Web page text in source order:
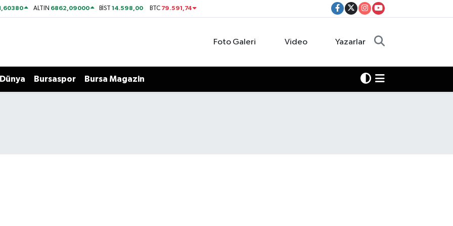
ALTIN 6862,09000 BİST14.598,00 BTC 79.591,74
Foto Galeri Video Yazarlar
Dünya Bursaspor Bursa Magazin